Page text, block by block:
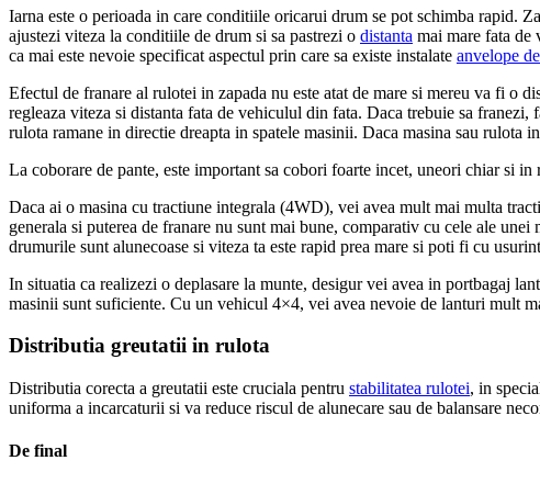
Iarna este o perioada in care conditiile oricarui drum se pot schimba rapid.
ajustezi viteza la conditiile de drum si sa pastrezi o distanta mai mare fata de
ca mai este nevoie specificat aspectul prin care sa existe instalate anvelope
Efectul de franare al rulotei in zapada nu este atat de mare si mereu va fi o
regleaza viteza si distanta fata de vehiculul din fata. Daca trebuie sa
rulota ramane in directie dreapta in spatele masinii. Daca masina sau rulota
La coborare de pante, este important sa cobori foarte incet, uneori chiar si
Daca ai o masina cu tractiune integrala (4WD), vei avea mult mai multa
generala si puterea de franare nu sunt mai bune, comparativ cu cele ale
drumurile sunt alunecoase si viteza ta este rapid prea mare si poti fi cu
In situatia ca realizezi o deplasare la munte, desigur vei avea in portbagaj
masinii sunt suficiente. Cu un vehicul 4×4, vei avea nevoie de lanturi mult
Distributia greutatii in rulota
Distributia corecta a greutatii este cruciala pentru stabilitatea rulotei, in
uniforma a incarcaturii si va reduce riscul de alunecare sau de balansare
De final